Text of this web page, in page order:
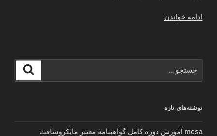
ادامه خواندن
برای
جستجو
نوشته‌های تازه
mcsa آموزش دوره کامل گواهینامه معتبر مایکروسافت